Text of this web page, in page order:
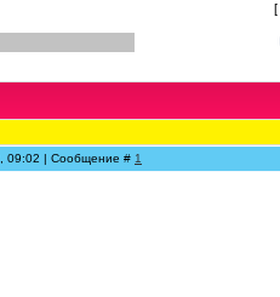
[
09:02 | Сообщение # 1